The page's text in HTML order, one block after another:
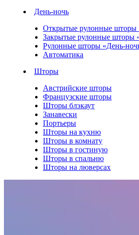
День-ночь
Открытые рулонные шторы
Закрытые рулонные шторы
Рулонные шторы «День-
Автоматика
Шторы
Австрийские шторы
Французские шторы
Шторы блэкаут
Занавески
Портьеры
Шторы на кухню
Шторы в комнату
Шторы в гостиную
Шторы в спальню
Шторы на люверсах